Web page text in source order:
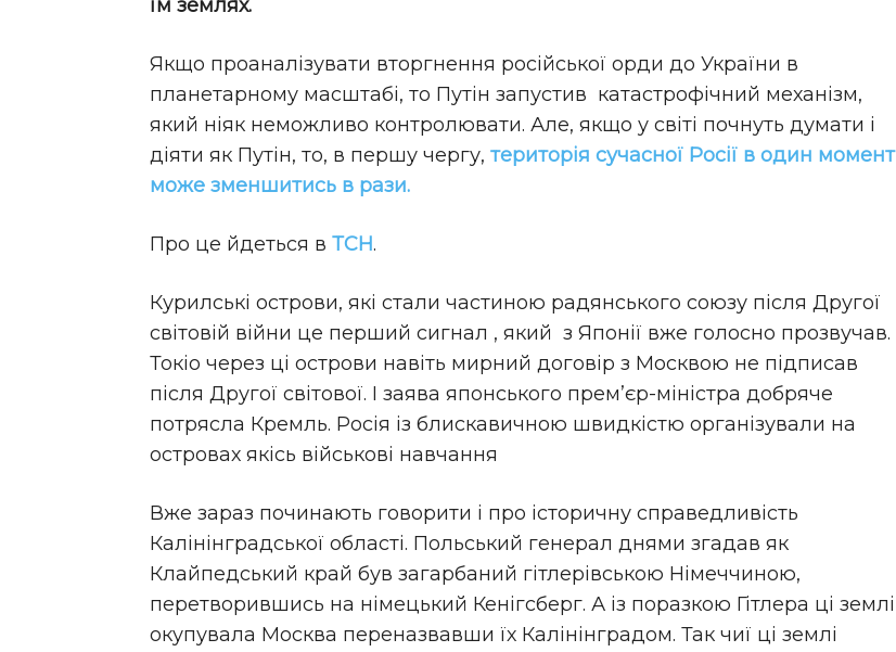
їм землях.
Якщо проаналізувати вторгнення російської орди до України в
планетарному масштабі, то Путін запустив катастрофічний механізм,
який ніяк неможливо контролювати. Але, якщо у світі почнуть думати і
діяти як Путін, то, в першу чергу, територія сучасної Росії в один момент
може зменшитись в рази.
Про це йдеться в ТСН.
Курилські острови, які стали частиною радянського союзу після Другої
світовій війни це перший сигнал , який з Японії вже голосно прозвучав.
Токіо через ці острови навіть мирний договір з Москвою не підписав
після Другої світової. І заява японського прем’єр-міністра добряче
потрясла Кремль. Росія із блискавичною швидкістю організували на
островах якісь військові навчання
Вже зараз починають говорити і про історичну справедливість
Калінінградської області. Польський генерал днями згадав як
Клайпедський край був загарбаний гітлерівською Німеччиною,
перетворившись на німецький Кенігсберг. А із поразкою Гітлера ці землі
окупувала Москва переназвавши їх Калінінградом. Так чиї ці землі